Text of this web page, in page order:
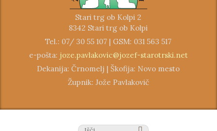
Stari trg ob Kolpi 2
8342 Stari trg ob Kolpi
Tel.: 07/ 30 55 107 | GSM: 031 563 517
e-pošta: joze.pavlakovic@jozef-starotrski.net
Dekanija: Črnomelj | Škofija: Novo mesto
Župnik: Jože Pavlakovič